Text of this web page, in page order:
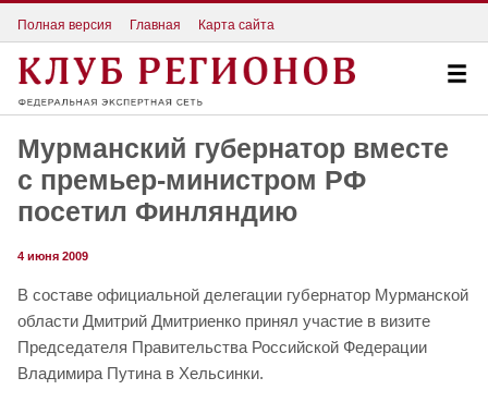
Полная версия Главная Карта сайта
Мурманский губернатор вместе
с премьер-министром РФ
посетил Финляндию
4 июня 2009
В составе официальной делегации губернатор Мурманской
области Дмитрий Дмитриенко принял участие в визите
Председателя Правительства Российской Федерации
Владимира Путина в Хельсинки.